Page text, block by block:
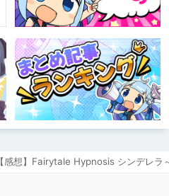
【感想】Fairytale Hypnosis シンデレラ